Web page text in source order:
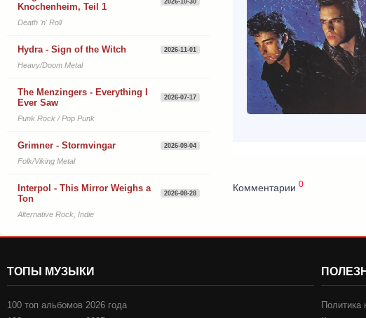
Комментарии 0
Knochenheim, Teil 1
2026-10-30
Death 'n' Roll
Hydra - Sign of the Witch 2026-11-01
Heavy/Doom Metal
The Menzingers - Everything I
Ever Saw
2026-07-17
Punk Rock / Pop Punk
Grimner - Stormvingar 2026-09-04
Folk/Viking Metal
Interpol - This Mirror Weighs a
Ton
2026-08-28
Alternative Rock, Indie
ТОПЫ МУЗЫКИ
100 топ альбомов 2026 года
Политика